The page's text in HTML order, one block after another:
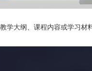
教学大纲、课程内容或学习